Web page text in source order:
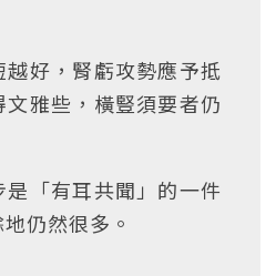
好，腎虧攻勢應予抵
雅些，橫豎須要者仍
「有耳共聞」的一件
仍然很多。